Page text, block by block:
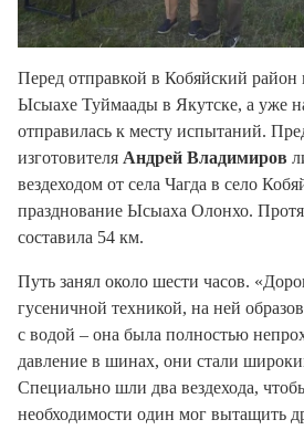
Перед отправкой в Кобяйский
Ысыахе Туймаады в Якутске, а уже
отправилась к месту испытаний.
изготовителя Андрей Владимиров
вездеходом от села Чагда в село
празднование Ысыаха Олонхо.
составила 54 км.
Путь занял около шести часов.
гусеничной техникой, на ней
с водой – она была полностью
давление в шинах, они стали
Специально шли два вездехода,
необходимости один мог вытащить